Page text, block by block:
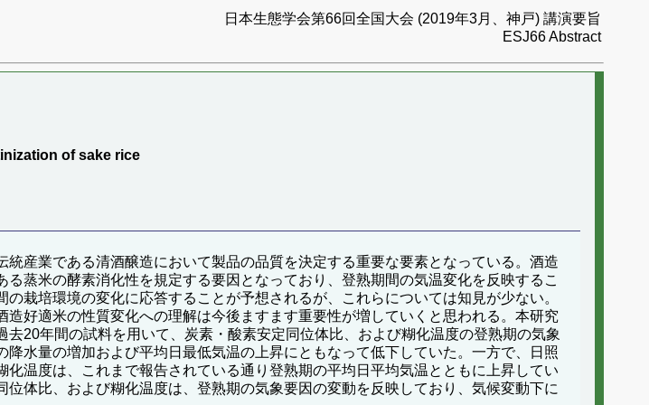
日本生態学会第66回全国大会 (2019年3月、神戸) 講演要旨
ESJ66 Abstract
of sake rice
産業である清酒醸造において製品の品質を決定する重要な要素となっている。酒造
蒸米の酵素消化性を規定する要因となっており、登熟期間の気温変化を反映するこ
栽培環境の変化に応答することが予想されるが、これらについては知見が少ない。
好適米の性質変化への理解は今後ますます重要性が増していくと思われる。本研究
20年間の試料を用いて、炭素・酸素安定同位体比、および糊化温度の登熟期の気象
水量の増加および平均日最低気温の上昇にともなって低下していた。一方で、日照
温度は、これまで報告されている通り登熟期の平均日平均気温とともに上昇してい
体比、および糊化温度は、登熟期の気象要因の変動を反映しており、気候変動下に